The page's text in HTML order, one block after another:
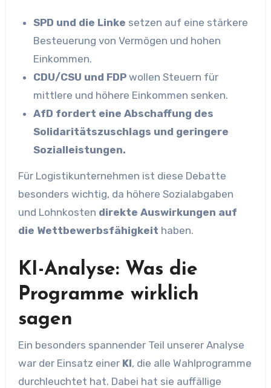
SPD und die Linke setzen auf eine stärkere
Besteuerung von Vermögen und hohen
Einkommen.
CDU/CSU und FDP wollen Steuern für
mittlere und höhere Einkommen senken.
AfD fordert eine Abschaffung des
Solidaritätszuschlags und geringere
Sozialleistungen.
Für Logistikunternehmen ist diese Debatte
besonders wichtig, da höhere Sozialabgaben
und Lohnkosten direkte Auswirkungen auf
die Wettbewerbsfähigkeit haben.
KI-Analyse: Was die
Programme wirklich
sagen
Ein besonders spannender Teil unserer Analyse
war der Einsatz einer KI, die alle Wahlprogramme
durchleuchtet hat. Dabei hat sie auffällige